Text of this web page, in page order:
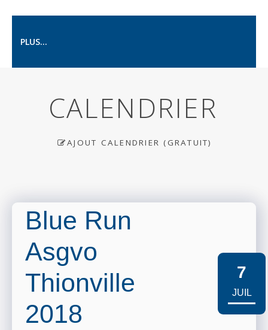
PLUS...
CALENDRIER
AJOUT CALENDRIER (GRATUIT)
Blue Run
Asgvo
Thionville
2018
7
JUIL